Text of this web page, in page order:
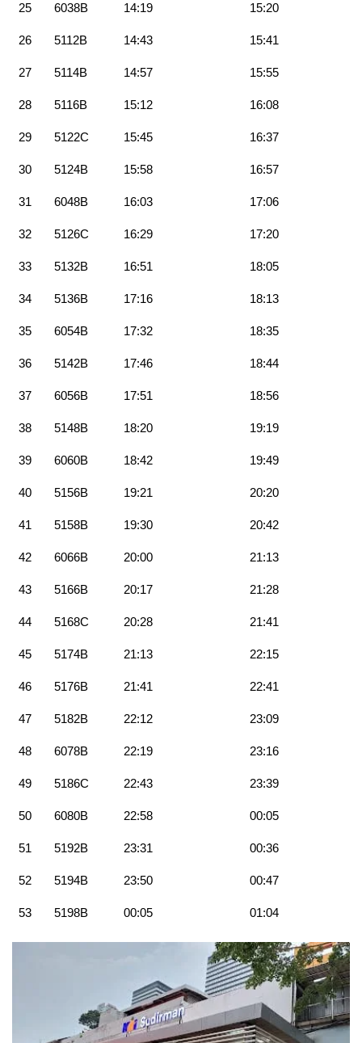
25 6038B 14:19 15:20
26 5112B 14:43 15:41
27 5114B 14:57 15:55
28 5116B 15:12 16:08
29 5122C 15:45 16:37
30 5124B 15:58 16:57
31 6048B 16:03 17:06
32 5126C 16:29 17:20
33 5132B 16:51 18:05
34 5136B 17:16 18:13
35 6054B 17:32 18:35
36 5142B 17:46 18:44
37 6056B 17:51 18:56
38 5148B 18:20 19:19
39 6060B 18:42 19:49
40 5156B 19:21 20:20
41 5158B 19:30 20:42
42 6066B 20:00 21:13
43 5166B 20:17 21:28
44 5168C 20:28 21:41
45 5174B 21:13 22:15
46 5176B 21:41 22:41
47 5182B 22:12 23:09
48 6078B 22:19 23:16
49 5186C 22:43 23:39
50 6080B 22:58 00:05
51 5192B 23:31 00:36
52 5194B 23:50 00:47
53 5198B 00:05 01:04